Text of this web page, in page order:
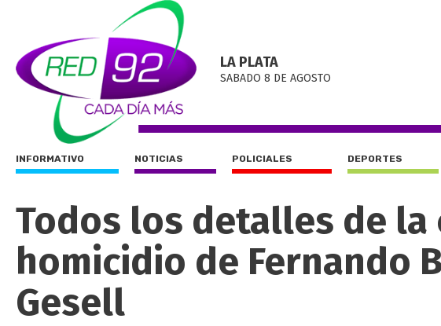
LA PLATA
SABADO 8 DE AGOSTO
INFORMATIVO NOTICIAS POLICIALES DEPORTES
Todos los detalles de la
homicidio de Fernando
Gesell